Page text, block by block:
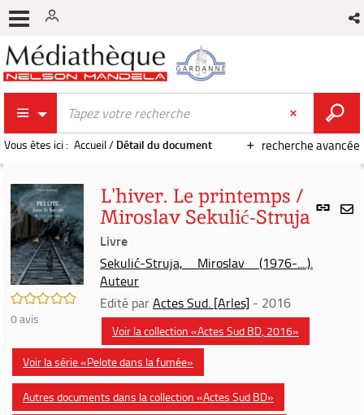
recherche avancée
Vous êtes ici : Accueil/ Détail du document
Lien
/5
0avis
L'hiver. Le printemps /
Miroslav Sekulić-Struja
Livre
Sekulić-Struja, Miroslav (1976-....).
Auteur
Edité parActes Sud. [Arles] - 2016
Voir la collection «Actes Sud BD, 2016»
Voir la série «Pelote dans la fumée»
Autres documents dans la collection «Actes Sud BD»